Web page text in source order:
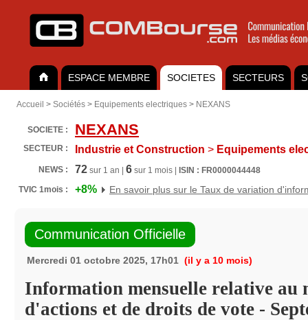
ESPACE MEMBRE SOCIETES SECTEURS
Accueil > Sociétés > Equipements electriques > NEXANS
SOCIETE : NEXANS
SECTEUR : Industrie et Construction > Equipements
NEWS : 72 sur 1 an | 6 sur 1 mois |
ISIN : FR0000044448
TVIC 1mois :
+8% En savoir plus sur le Taux de variation
Communication Officielle
Mercredi 01 octobre 2025, 17h01 (il y a 10 mois)
Information mensuelle relative au
d'actions et de droits de vote -